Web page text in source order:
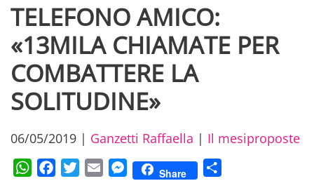
TELEFONO AMICO:
«13MILA CHIAMATE PER
COMBATTERE LA
SOLITUDINE»
06/05/2019 | Ganzetti Raffaella | Il mesiproposte
WhatsAppFacebookTwitterEmail Messenger
Share